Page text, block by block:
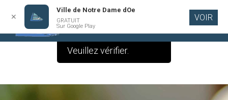
contenu
✕
Ville de Notre Dame dOe
GRATUIT
Sur Google Play
VOIR
Le contenu de cette
publication est vide.
Veuillez vérifier.